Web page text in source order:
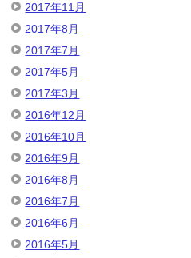
2017年11月
2017年8月
2017年7月
2017年5月
2017年3月
2016年12月
2016年10月
2016年9月
2016年8月
2016年7月
2016年6月
2016年5月